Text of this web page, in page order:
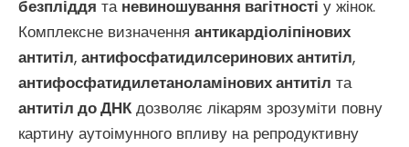
безпліддя та невиношування вагітності у жінок.
Комплексне визначення антикардіоліпінових
антитіл, антифосфатидилсеринових антитіл,
антифосфатидилетаноламінових антитіл та
антитіл до ДНКдозволяє лікарям зрозуміти повну
картину аутоімунного впливу на репродуктивну